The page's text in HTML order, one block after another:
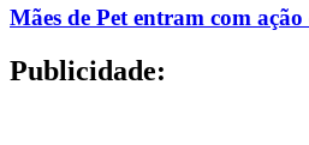
Mães de Pet entram com
Publicidade: